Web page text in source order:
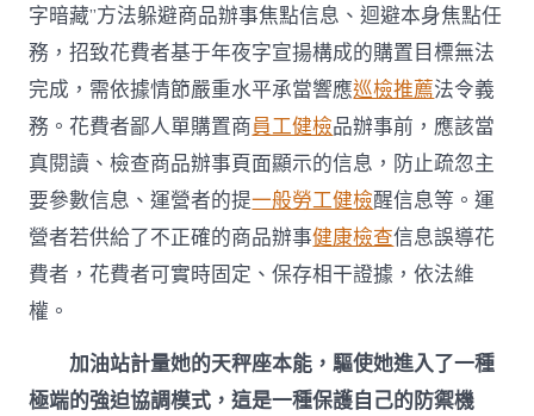
字暗藏”方法躲避商品辦事焦點信息、迴避本身焦點任
務，招致花費者基于年夜字宣揚構成的購置目標無法
完成，需依據情節嚴重水平承當響應巡檢推薦法令義
務。花費者鄙人單購置商員工健檢品辦事前，應該當
真閱讀、檢查商品辦事頁面顯示的信息，防止疏忽主
要參數信息、運營者的提一般勞工健檢醒信息等。運
營者若供給了不正確的商品辦事健康檢查信息誤導花
費者，花費者可實時固定、保存相干證據，依法維
權。
加油站計量她的天秤座本能，驅使她進入了一種
極端的強迫協調模式，這是一種保護自己的防禦機